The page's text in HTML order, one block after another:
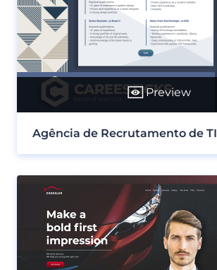
Preview
Agência de Recrutamento de TI